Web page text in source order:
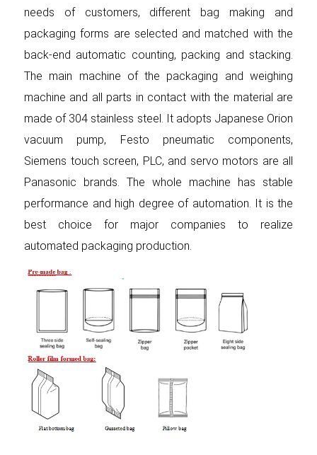
needs of customers, different bag making and
packaging forms are selected and matched with the
back-end automatic counting, packing and stacking.
The main machine of the packaging and weighing
machine and all parts in contact with the material are
made of 304 stainless steel. It adopts Japanese Orion
vacuum pump, Festo pneumatic components,
Siemens touch screen, PLC, and servo motors are all
Panasonic brands. The whole machine has stable
performance and high degree of automation. It is the
best choice for major companies to realize
automated packaging production.